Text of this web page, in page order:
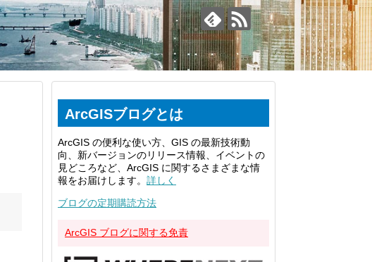
ArcGISブログとは
ArcGIS の便利な使い方、GIS の最新技術動
向、新バージョンのリリース情報、イベントの
見どころなど、ArcGIS に関するさまざまな情
報をお届けします。 詳しく
ブログの定期購読方法
ArcGIS ブログに関する免責